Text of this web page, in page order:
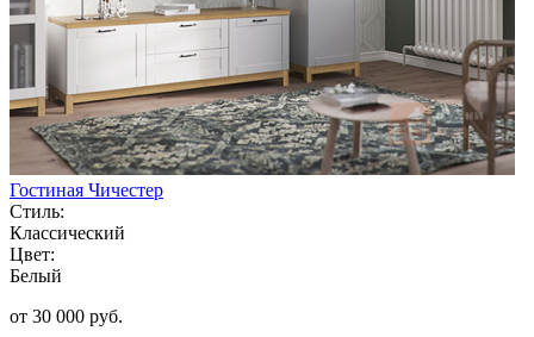
Гостиная Чичестер
Стиль:
Классический
Цвет:
Белый
от 30 000 руб.